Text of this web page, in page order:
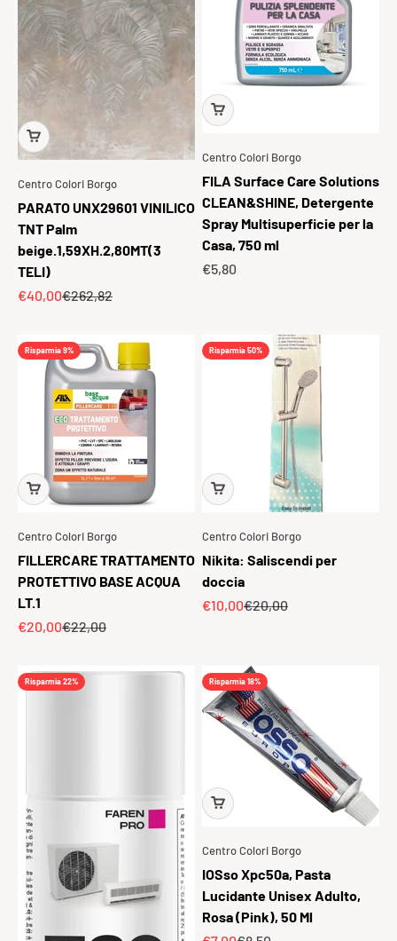
Centro Colori Borgo
PARATO UNX29601 VINILICO
TNT Palm
beige.1,59XH.2,80MT(3
TELI)
Prezzo scontato
€40,00Prezzo
€262,82
Centro Colori Borgo
FILA Surface Care Solutions
CLEAN&SHINE, Detergente
Spray Multisuperficie per la
Casa, 750 ml
Prezzo scontato
€5,80
Risparmia 9%
Centro Colori Borgo
FILLERCARE TRATTAMENTO
PROTETTIVO BASE ACQUA
LT.1
Prezzo scontato
€20,00Prezzo
€22,00
Risparmia 50%
Centro Colori Borgo
Nikita: Saliscendi per
doccia
Prezzo scontato
€10,00Prezzo
€20,00
Risparmia 22% Risparmia 18%
Centro Colori Borgo
IOSso Xpc50a, Pasta
Lucidante Unisex Adulto,
Rosa (Pink), 50 Ml